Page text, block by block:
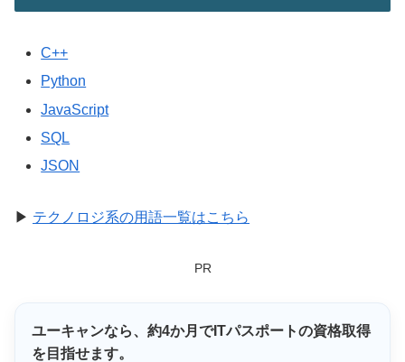
C++
Python
JavaScript
SQL
JSON
▶ テクノロジ系の用語一覧はこちら
PR
ユーキャンなら、 約4か月 でITパスポートの資格取得
を目指せます。